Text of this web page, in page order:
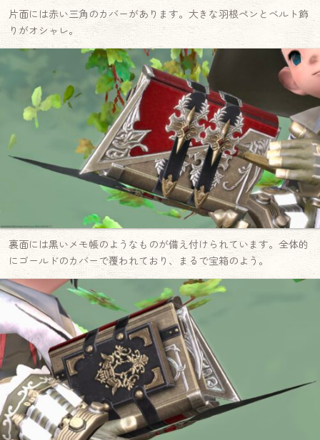
片面には赤い三角のカバーがあります。大きな羽根ペンとベルト飾
りがオシャレ。
裏面には黒いメモ帳のようなものが備え付けられています。全体的
にゴールドのカバーで覆われており、まるで宝箱のよう。